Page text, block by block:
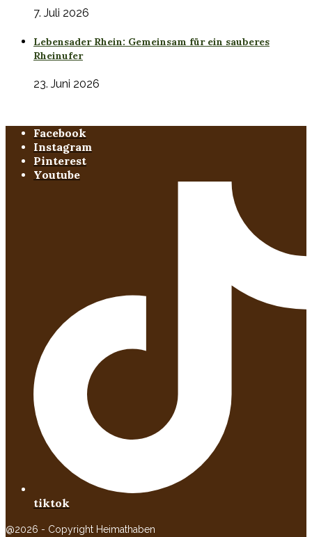
7. Juli 2026
Lebensader Rhein: Gemeinsam für ein sauberes
Rheinufer
23. Juni 2026
Facebook
Instagram
Pinterest
Youtube
tiktok
@2026 - Copyright Heimathaben